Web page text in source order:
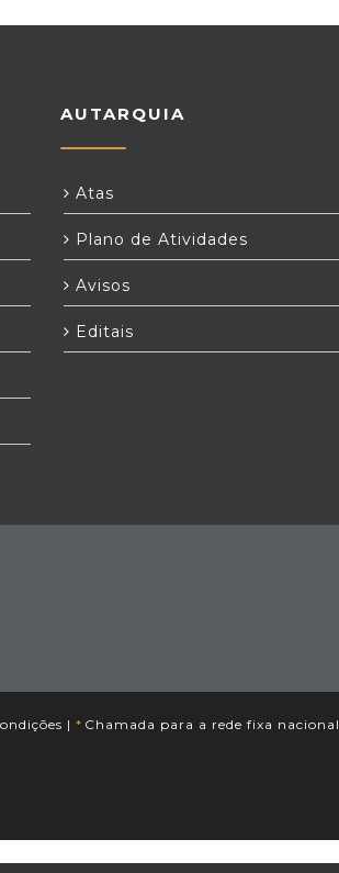
AUTARQUIA
Atas
Plano de Atividades
Avisos
Editais
| * Chamada para a rede fixa nacional.